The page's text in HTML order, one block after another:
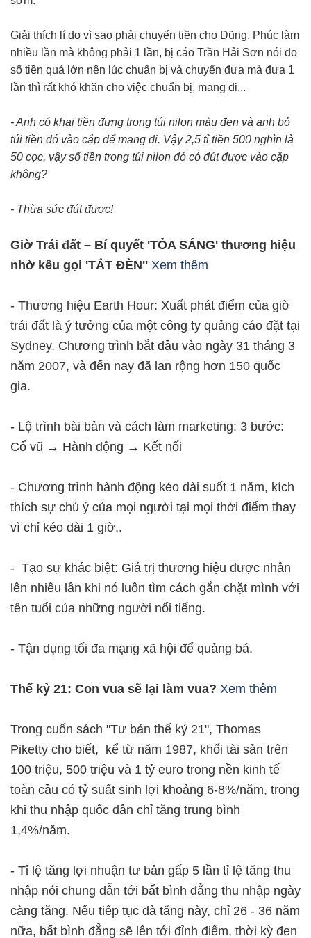
Giải thích lí do vì sao phải chuyển tiền cho Dũng, Phúc làm
nhiều lần mà không phải 1 lần, bị cáo Trần Hải Sơn nói do
số tiền quá lớn nên lúc chuẩn bị và chuyển đưa mà đưa 1
lần thì rất khó khăn cho việc chuẩn bị, mang đi...
- Anh có khai tiền đựng trong túi nilon màu đen và anh bỏ
túi tiền đó vào cặp để mang đi. Vậy 2,5 tỉ tiền 500 nghìn là
50 cọc, vậy số tiền trong túi nilon đó có đút được vào cặp
không?
- Thừa sức đút được!
Giờ Trái đất – Bí quyết 'TỎA SÁNG' thương hiệu
nhờ kêu gọi 'TẮT ĐÈN'' Xem thêm
- Thương hiệu Earth Hour: Xuất phát điểm của giờ
trái đất là ý tưởng của một công ty quảng cáo đặt tại
Sydney. Chương trình bắt đầu vào ngày 31 tháng 3
năm 2007, và đến nay đã lan rộng hơn 150 quốc
gia.
- Lộ trình bài bản và cách làm marketing: 3 bước:
Cổ vũ → Hành động → Kết nối
- Chương trình hành động kéo dài suốt 1 năm, kích
thích sự chú ý của mọi người tại mọi thời điểm thay
vì chỉ kéo dài 1 giờ,.
- Tạo sự khác biệt: Giá trị thương hiệu được nhân
lên nhiều lần khi nó luôn tìm cách gắn chặt mình với
tên tuổi của những người nổi tiếng.
- Tận dụng tối đa mạng xã hội để quảng bá.
Thế kỷ 21: Con vua sẽ lại làm vua? Xem thêm
Trong cuốn sách "Tư bản thế kỷ 21", Thomas
Piketty cho biết, kể từ năm 1987, khối tài sản trên
100 triệu, 500 triệu và 1 tỷ euro trong nền kinh tế
toàn cầu có tỷ suất sinh lợi khoảng 6-8%/năm, trong
khi thu nhập quốc dân chỉ tăng trung bình
1,4%/năm.
- Tỉ lệ tăng lợi nhuận tư bản gấp 5 lần tỉ lệ tăng thu
nhập nói chung dẫn tới bất bình đẳng thu nhập ngày
càng tăng. Nếu tiếp tục đà tăng này, chỉ 26 - 36 năm
nữa, bất bình đẳng sẽ lên tới đỉnh điểm, thời kỳ đen